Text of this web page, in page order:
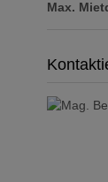
Max.